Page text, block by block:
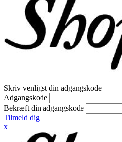
Skriv venligst din adgangskode
Adgangskode
Bekræft din adgangskode
Tilmeld dig
x